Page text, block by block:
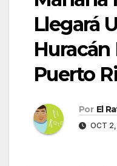
Llegará
Huracán
Puerto
Por El
OCT